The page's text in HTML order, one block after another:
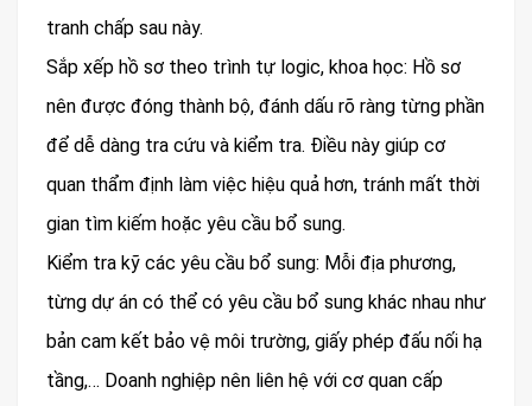
tranh chấp sau này.
Sắp xếp hồ sơ theo trình tự logic, khoa học: Hồ sơ
nên được đóng thành bộ, đánh dấu rõ ràng từng phần
để dễ dàng tra cứu và kiểm tra. Điều này giúp cơ
quan thẩm định làm việc hiệu quả hơn, tránh mất thời
gian tìm kiếm hoặc yêu cầu bổ sung.
Kiểm tra kỹ các yêu cầu bổ sung: Mỗi địa phương,
từng dự án có thể có yêu cầu bổ sung khác nhau như
bản cam kết bảo vệ môi trường, giấy phép đấu nối hạ
tầng,… Doanh nghiệp nên liên hệ với cơ quan cấp